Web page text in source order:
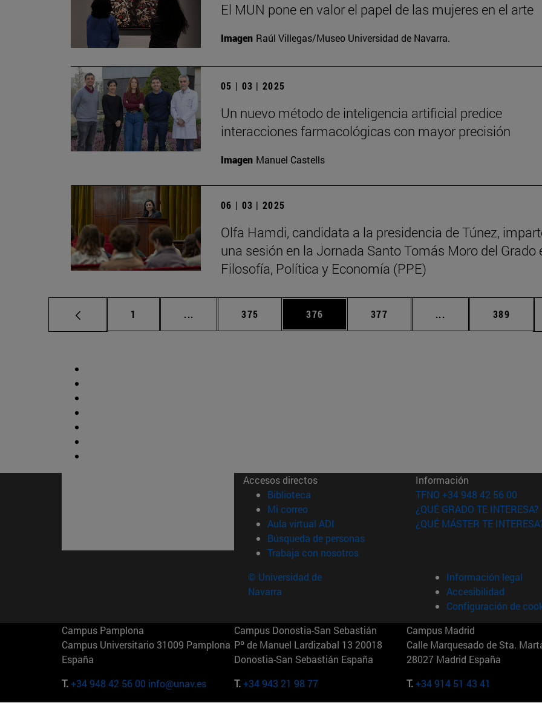
El MUN pone en valor el papel de las mujeres en el arte
Imagen Raúl Villegas/Museo Universidad de Navarra.
05 | 03 | 2025
Un nuevo método de inteligencia artificial predice
interacciones farmacológicas con mayor precisión
Imagen Manuel Castells
06 | 03 | 2025
Olfa Hamdi, candidata a la presidencia de Túnez,
una sesión en la Jornada Santo Tomás Moro del Grado
Filosofía, Política y Economía (PPE)
Página
1 ... Páginas intermedias Use TAB para desplazarse.
Página
375 Página
376 Página
377 ... Páginas intermedias
Página
389
Accesos directos
Biblioteca (abre en nueva ventana)
Mi correo(abre en nueva ventana)
Aula virtual ADI (abre en nueva ventana)
Búsqueda de personas(abre en nueva ventana)
Trabaja con nosotros(abre en nueva ventana)
Información
TFNO +34 948 42 56 00
¿QUÉ GRADO TE INTERESA?
¿QUÉ MÁSTER TE
© Universidad de
Navarra
Información legal
Accesibilidad
Configuración de
Campus Pamplona
Campus Universitario 31009 Pamplona
España
T.+34 948 42 56 00 info@unav.es
Campus Donostia-San Sebastián
Pº de Manuel Lardizabal 13 20018
Donostia-San Sebastián España
T.+34 943 21 98 77
Campus Madrid
Calle Marquesado de Sta.
28027 Madrid España
T.+34 914 51 43 41